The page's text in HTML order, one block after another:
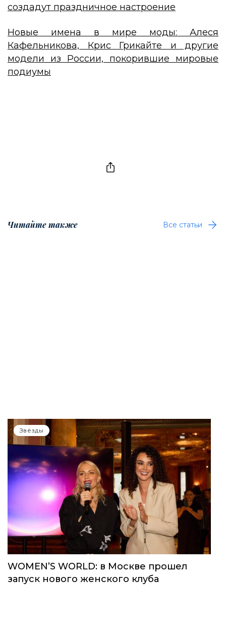
создадут праздничное настроение
Новые имена в мире моды: Алеся
Кафельникова, Крис Грикайте и другие
модели из России, покорившие мировые
подиумы
Читайте также Все статьи
Звёзды
WOMEN’S WORLD: в Москве прошел
запуск нового женского клуба